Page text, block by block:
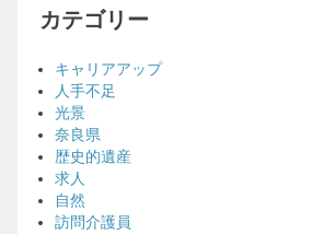
カテゴリー
キャリアアップ
人手不足
光景
奈良県
歴史的遺産
求人
自然
訪問介護員